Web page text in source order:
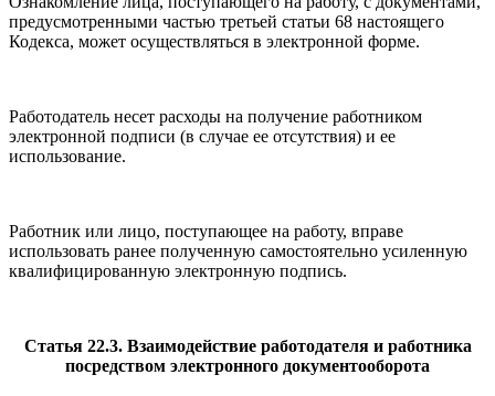
предусмотренными частью третьей статьи 68 настоящего
Кодекса, может осуществляться в электронной форме.
Работодатель несет расходы на получение работником
электронной подписи (в случае ее отсутствия) и ее
использование.
Работник или лицо, поступающее на работу, вправе
использовать ранее полученную самостоятельно усиленную
квалифицированную электронную подпись.
Статья 22.3. Взаимодействие работодателя и работника
посредством электронного документооборота